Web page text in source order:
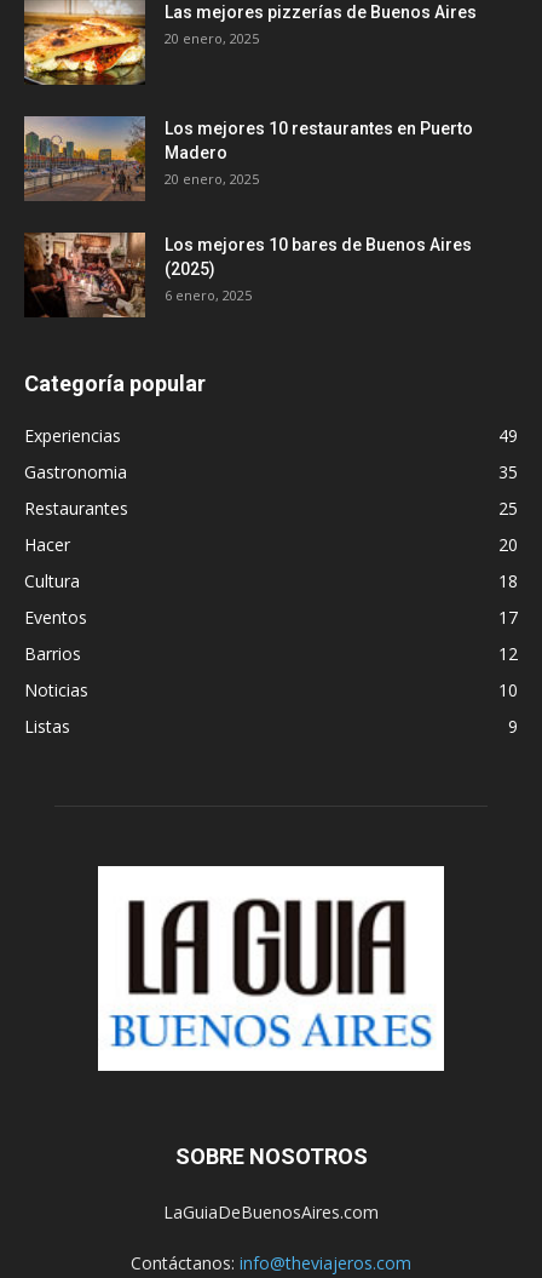
Las mejores pizzerías de Buenos Aires
20 enero, 2025
Los mejores 10 restaurantes en Puerto
Madero
20 enero, 2025
Los mejores 10 bares de Buenos Aires
(2025)
6 enero, 2025
Categoría popular
Experiencias
49
Gastronomia
35
Restaurantes
25
Hacer
20
Cultura
18
Eventos
17
Barrios
12
Noticias
10
Listas
9
SOBRE NOSOTROS
LaGuiaDeBuenosAires.com
Contáctanos: info@theviajeros.com